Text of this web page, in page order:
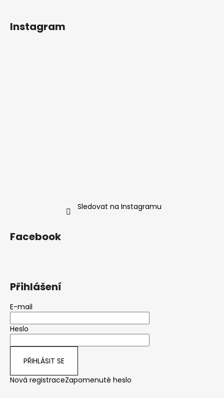
Instagram
Sledovat na Instagramu
Facebook
Přihlášení
E-mail
Heslo
PŘIHLÁSIT SE
Nová registraceZapomenuté heslo